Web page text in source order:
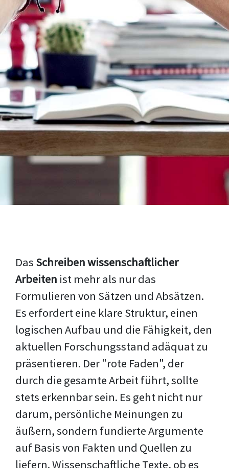
Das Schreiben wissenschaftlicher
Arbeiten ist mehr als nur das
Formulieren von Sätzen und Absätzen.
Es erfordert eine klare Struktur, einen
logischen Aufbau und die Fähigkeit, den
aktuellen Forschungsstand adäquat zu
präsentieren. Der "rote Faden", der
durch die gesamte Arbeit führt, sollte
stets erkennbar sein. Es geht nicht nur
darum, persönliche Meinungen zu
äußern, sondern fundierte Argumente
auf Basis von Fakten und Quellen zu
liefern. Wissenschaftliche Texte, ob es